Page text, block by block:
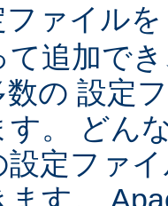
ファイル
て追加で
数の 設定
す。 どん
設定ファ
ます。